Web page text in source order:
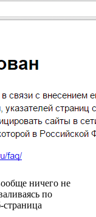
ничего не
по